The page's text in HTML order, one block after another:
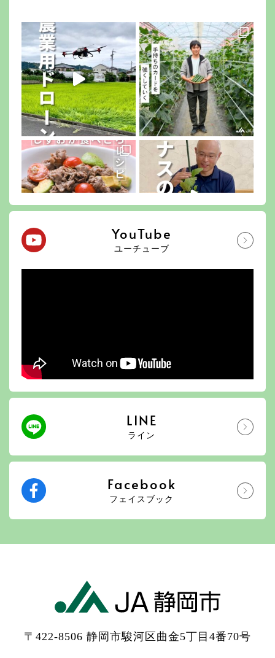
YouTube
ユーチューブ
LINE
ライン
Facebook
フェイスブック
〒422-8506 静岡市駿河区曲金5丁目4番70号